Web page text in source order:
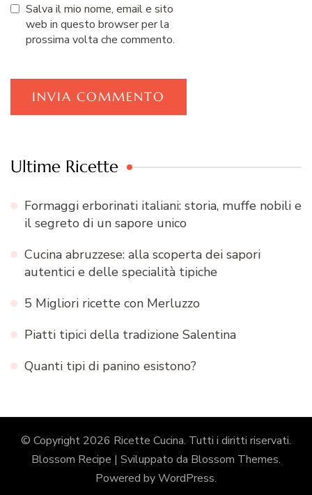
Salva il mio nome, email e sito
web in questo browser per la
prossima volta che commento.
Ultime Ricette
Formaggi erborinati italiani: storia, muffe nobili e
il segreto di un sapore unico
Cucina abruzzese: alla scoperta dei sapori
autentici e delle specialità tipiche
5 Migliori ricette con Merluzzo
Piatti tipici della tradizione Salentina
Quanti tipi di panino esistono?
© Copyright 2026 Ricette Cucina. Tutti i diritti riservati.
Blossom Recipe | Sviluppato da Blossom Themes.
Powered byWordPress.